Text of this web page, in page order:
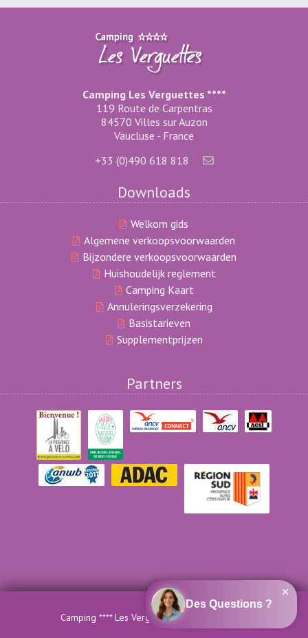
Camping Les Verguettes ****
119 Route de Carpentras
84570 Villes sur Auzon
Vaucluse - France
+33 (0)490 618 818
Downloads
Welkom gids
Algemene verkoopsvoorwaarden
Bijzondere verkoopsvoorwaarden
Huishoudelijk reglement
Camping Kaart
Annuleringsverzekering
Basistarieven
Supplementprijzen
Partners
Camping **** Les Verguettes - Official website